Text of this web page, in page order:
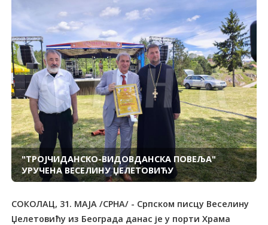
"ТРОЈЧИДАНСКО-ВИДОВДАНСКА ПОВЕЉА"
УРУЧЕНА ВЕСЕЛИНУ ЏЕЛЕТОВИЋУ
СОКОЛАЦ, 31. МАЈА /СРНА/ - Српском писцу Веселину
Џелетовићу из Београда данас је у порти Храма